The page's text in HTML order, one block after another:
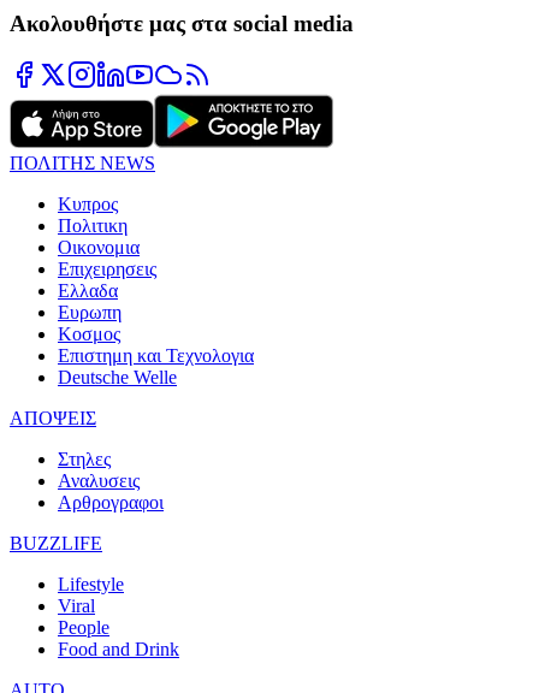
Ακολουθήστε μας στα social media
ΠΟΛΙΤΗΣ NEWS
Κυπρος
Πολιτικη
Οικονομια
Επιχειρησεις
Ελλαδα
Ευρωπη
Κοσμος
Επιστημη και Τεχνολογια
Deutsche Welle
ΑΠΟΨΕΙΣ
Στηλες
Αναλυσεις
Αρθρογραφοι
BUZZLIFE
Lifestyle
Viral
People
Food and Drink